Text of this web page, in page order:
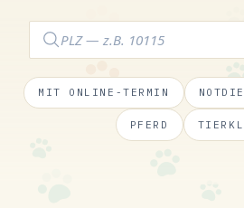
MIT ONLINE-TERMIN
PFERD